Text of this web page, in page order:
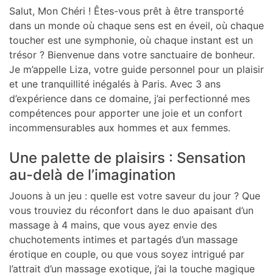
Salut, Mon Chéri ! Êtes-vous prêt à être transporté
dans un monde où chaque sens est en éveil, où chaque
toucher est une symphonie, où chaque instant est un
trésor ? Bienvenue dans votre sanctuaire de bonheur.
Je m’appelle Liza, votre guide personnel pour un plaisir
et une tranquillité inégalés à Paris. Avec 3 ans
d’expérience dans ce domaine, j’ai perfectionné mes
compétences pour apporter une joie et un confort
incommensurables aux hommes et aux femmes.
Une palette de plaisirs : Sensation
au-delà de l’imagination
Jouons à un jeu : quelle est votre saveur du jour ? Que
vous trouviez du réconfort dans le duo apaisant d’un
massage à 4 mains, que vous ayez envie des
chuchotements intimes et partagés d’un massage
érotique en couple, ou que vous soyez intrigué par
l’attrait d’un massage exotique, j’ai la touche magique